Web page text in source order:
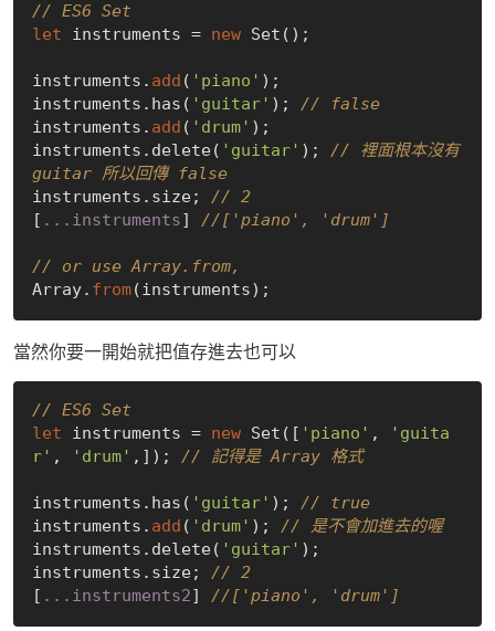
// ES6 Set
let instruments = new Set();
instruments. add ( 'piano' );
instruments.has( 'guitar' ); // false
instruments. add ( 'drum' );
instruments.delete( 'guitar' ); // 裡面根本沒有
guitar 所以回傳 false
instruments.size; // 2
[ ...instruments] //['piano', 'drum']
// or use Array.from,
Array. from
當然你要一開始就把值存進去也可以
// ES6 Set
let instruments = new Set([ 'piano' ,
'guita
r' , 'drum' ,]); // 記得是 Array 格式
instruments.has( 'guitar' ); // true
instruments. add ( 'drum' ); // 是不會加進去的喔
instruments.delete( 'guitar' );
instruments.size; // 2
[ ...instruments2] //['piano', 'drum']